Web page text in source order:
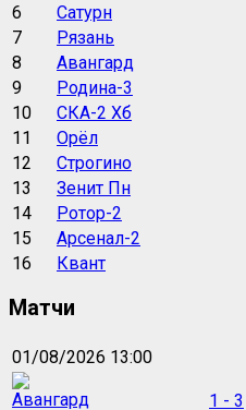
6
Сатурн
7
Рязань
8
Авангард
9
Родина-3
10
СКА-2 Хб
11
Орёл
12
Строгино
13
Зенит Пн
14
Ротор-2
15
Арсенал-2
16
Квант
Матчи
01/08/2026 13:00
1 - 3